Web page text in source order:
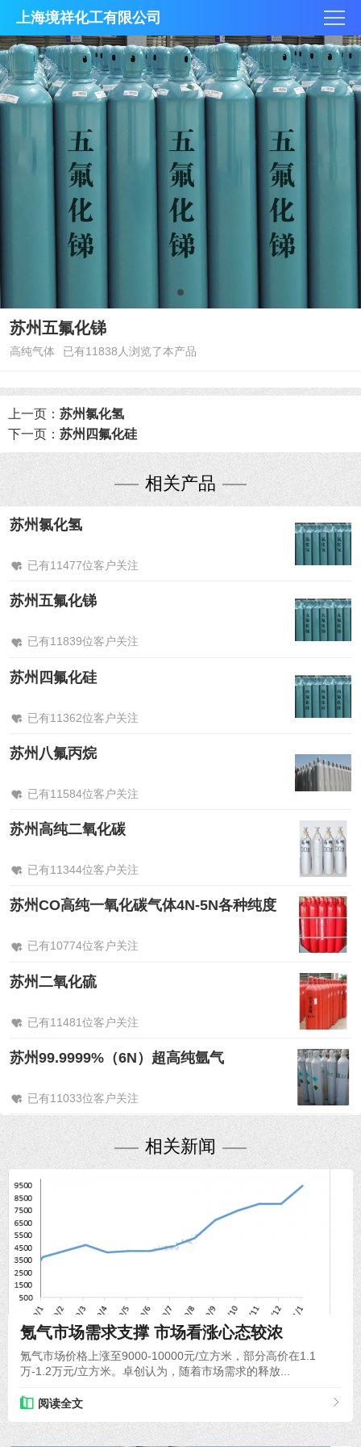
上海境祥化工有限公司
苏州五氟化锑
高纯气体 已有11838人浏览了本产品
上一页： 苏州氯化氢
下一页： 苏州四氟化硅
相关产品
苏州氯化氢
已有11477位客户关注
苏州五氟化锑
已有11839位客户关注
苏州四氟化硅
已有11362位客户关注
苏州八氟丙烷
已有11584位客户关注
苏州高纯二氧化碳
已有11344位客户关注
苏州CO高纯一氧化碳气体4N-5N各种纯度
已有10774位客户关注
苏州二氧化硫
已有11481位客户关注
苏州99.9999%（6N）超高纯氩气
已有11033位客户关注
相关新闻
2021-11-19
氪气市场需求支撑 市场看涨心态较浓
氪气市场价格上涨至9000-10000元/立方米，部分高价在1.1
万-1.2万元/立方米。卓创认为，随着市场需求的释放...
阅读全文